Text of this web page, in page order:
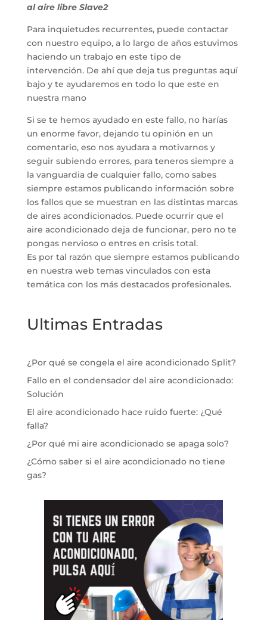
al aire libre Slave2
Para inquietudes recurrentes, puede contactar
con nuestro equipo, a lo largo de años estuvimos
haciendo un trabajo en este tipo de
intervención. De ahí que deja tus preguntas aquí
bajo y te ayudaremos en todo lo que este en
nuestra mano
Si se te hemos ayudado en este fallo, no harías
un enorme favor, dejando tu opinión en un
comentario, eso nos ayudara a motivarnos y
seguir subiendo errores, para teneros siempre a
la vanguardia de cualquier fallo, como sabes
siempre estamos publicando información sobre
los fallos que se muestran en las distintas marcas
de aires acondicionados. Puede ocurrir que el
aire acondicionado deja de funcionar, pero no te
pongas nervioso o entres en crisis total.
Es por tal razón que siempre estamos publicando
en nuestra web temas vinculados con esta
temática con los más destacados profesionales.
Ultimas Entradas
¿Por qué se congela el aire acondicionado Split?
Fallo en el condensador del aire acondicionado:
Solución
El aire acondicionado hace ruido fuerte: ¿Qué
falla?
¿Por qué mi aire acondicionado se apaga solo?
¿Cómo saber si el aire acondicionado no tiene
gas?